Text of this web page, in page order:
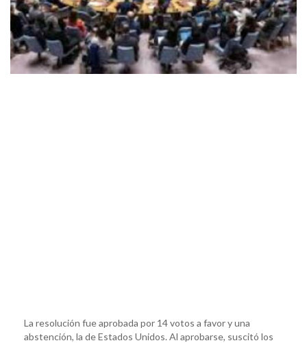
La resolución fue aprobada por 14 votos a favor y una
abstención, la de Estados Unidos. Al aprobarse, suscitó los